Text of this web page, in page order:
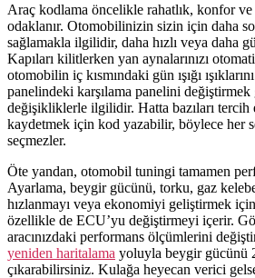
Araç kodlama öncelikle rahatlık, konfor
odaklanır. Otomobilinizin sizin için daha
sağlamakla ilgilidir, daha hızlı veya daha
Kapıları kilitlerken yan aynalarınızı
otomobilin iç kısmındaki gün ışığı
panelindeki karşılama panelini
değişikliklerle ilgilidir. Hatta bazıları tercih
kaydetmek için kod yazabilir, böylece her
seçmezler.
Öte yandan, otomobil tuningi tamamen
Ayarlama, beygir gücünü, torku, gaz
hızlanmayı veya ekonomiyi geliştirmek için
özellikle de ECU’yu değiştirmeyi içerir.
aracınızdaki performans ölçümlerini
yeniden haritalama yoluyla beygir gücünü
çıkarabilirsiniz. Kulağa heyecan verici